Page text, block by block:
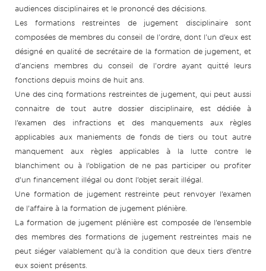
audiences disciplinaires et le prononcé des décisions.
Les formations restreintes de jugement disciplinaire sont
composées de membres du conseil de l'ordre, dont l'un d’eux est
désigné en qualité de secrétaire de la formation de jugement, et
d'anciens membres du conseil de l'ordre ayant quitté leurs
fonctions depuis moins de huit ans.
Une des cinq formations restreintes de jugement, qui peut aussi
connaitre de tout autre dossier disciplinaire, est dédiée à
l’examen des infractions et des manquements aux règles
applicables aux maniements de fonds de tiers ou tout autre
manquement aux règles applicables à la lutte contre le
blanchiment ou à l’obligation de ne pas participer ou profiter
d’un financement illégal ou dont l’objet serait illégal.
Une formation de jugement restreinte peut renvoyer l’examen
de l’affaire à la formation de jugement plénière.
La formation de jugement plénière est composée de l’ensemble
des membres des formations de jugement restreintes mais ne
peut siéger valablement qu’à la condition que deux tiers d’entre
eux soient présents.